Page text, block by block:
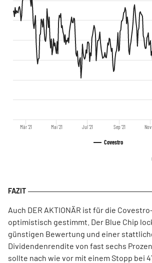
Covestro
Mär '21 Mai '21 Jul '21 Sep '21 Nov
Auch DER AKTIONÄR ist für die
optimistisch gestimmt. Der Blue Chip
günstigen Bewertung und einer
Dividendenrendite von fast sechs
sollte nach wie vor mit einem Stopp bei